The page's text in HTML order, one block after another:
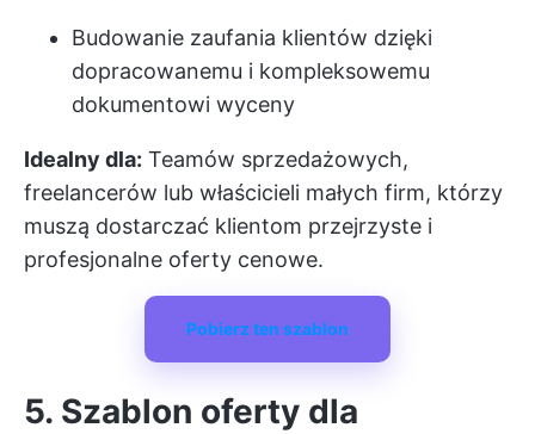
Budowanie zaufania klientów dzięki
dopracowanemu i kompleksowemu
dokumentowi wyceny
Idealny dla: Teamów sprzedażowych,
freelancerów lub właścicieli małych firm, którzy
muszą dostarczać klientom przejrzyste i
profesjonalne oferty cenowe.
Pobierz ten szablon
5. Szablon oferty dla